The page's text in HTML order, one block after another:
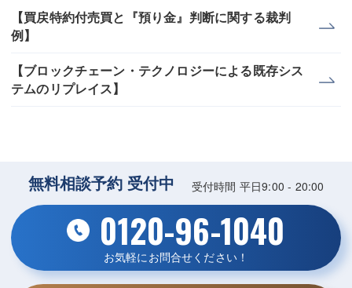
【買戻特約付売買と『預り金』判断に関する裁判
例】
【ブロックチェーン・テクノロジーによる既存シス
テムのリプレイス】
無料相談予約 受付中 受付時間 平日9:00 - 20:00
0120-96-1040
お気軽にお問合せください！